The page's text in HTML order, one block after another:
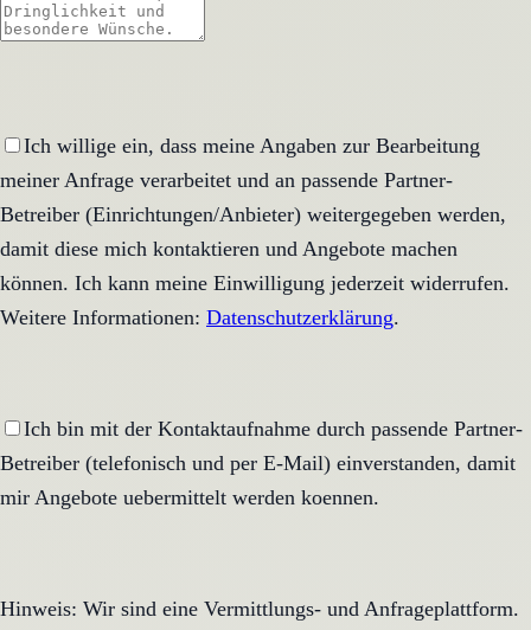
Ich willige ein, dass meine Angaben zur Bearbeitung
meiner Anfrage verarbeitet und an passende Partner-
Betreiber (Einrichtungen/Anbieter) weitergegeben werden,
damit diese mich kontaktieren und Angebote machen
können. Ich kann meine Einwilligung jederzeit widerrufen.
Weitere Informationen: Datenschutzerklärung.
Ich bin mit der Kontaktaufnahme durch passende Partner-
Betreiber (telefonisch und per E-Mail) einverstanden, damit
mir Angebote uebermittelt werden koennen.
Hinweis: Wir sind eine Vermittlungs- und Anfrageplattform.